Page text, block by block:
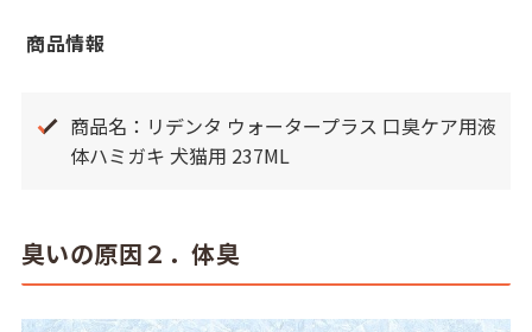
商品情報
商品名：リデンタ ウォータープラス 口臭ケア用液
体ハミガキ 犬猫用 237ML
臭いの原因２．体臭